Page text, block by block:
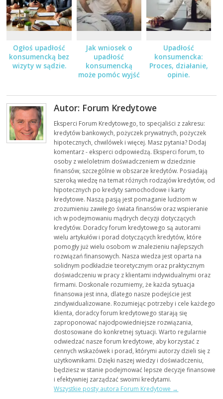
Ogłoś upadłość
konsumencką bez
wizyty w sądzie.
Jak wniosek o
upadłość
konsumencką
może pomóc wyjść
Upadłość
konsumencka:
Proces, działanie,
opinie.
Autor: Forum Kredytowe
Eksperci Forum Kredytowego, to specjaliści z zakresu:
kredytów bankowych, pożyczek prywatnych, pożyczek
hipotecznych, chwilówek i więcej. Masz pytania? Dodaj
komentarz - eksperci odpowiedzą. Eksperci forum, to
osoby z wieloletnim doświadczeniem w dziedzinie
finansów, szczególnie w obszarze kredytów. Posiadają
szeroką wiedzę na temat różnych rodzajów kredytów, od
hipotecznych po kredyty samochodowe i karty
kredytowe. Naszą pasją jest pomaganie ludziom w
zrozumieniu zawiłego świata finansów oraz wspieranie
ich w podejmowaniu mądrych decyzji dotyczących
kredytów. Doradcy forum kredytowego są autorami
wielu artykułów i porad dotyczących kredytów, które
pomogły już wielu osobom w znalezieniu najlepszych
rozwiązań finansowych. Nasza wiedza jest oparta na
solidnym podkładzie teoretycznym oraz praktycznym
doświadczeniu w pracy z klientami indywidualnymi oraz
firmami. Doskonale rozumiemy, że każda sytuacja
finansowa jest inna, dlatego nasze podejście jest
zindywidualizowane. Rozumiejąc potrzeby i cele każdego
klienta, doradcy forum kredytowego starają się
zaproponować najodpowiedniejsze rozwiązania,
dostosowane do konkretnej sytuacji. Warto regularnie
odwiedzać nasze forum kredytowe, aby korzystać z
cennych wskazówek i porad, którymi autorzy dzieli się z
użytkownikami. Dzięki naszej wiedzy i doświadczeniu,
będziesz w stanie podejmować lepsze decyzje finansowe
i efektywniej zarządzać swoimi kredytami.
Wszystkie posty autora Forum Kredytowe →